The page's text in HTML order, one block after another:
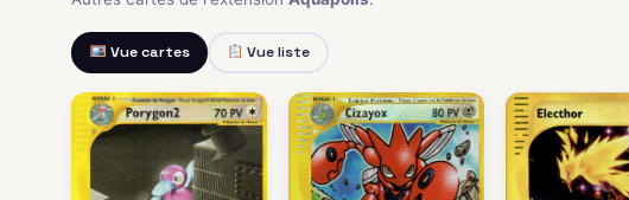
Vue cartes Vue liste